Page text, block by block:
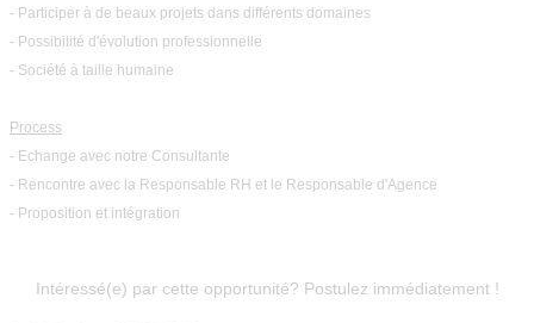
- Participer à de beaux projets dans différents domaines
- Possibilité d'évolution professionnelle
- Société à taille humaine
Process
- Echange avec notre Consultante
- Rencontre avec la Responsable RH et le Responsable d'Agence
- Proposition et intégration
Intéressé(e) par cette opportunité? Postulez immédiatement !